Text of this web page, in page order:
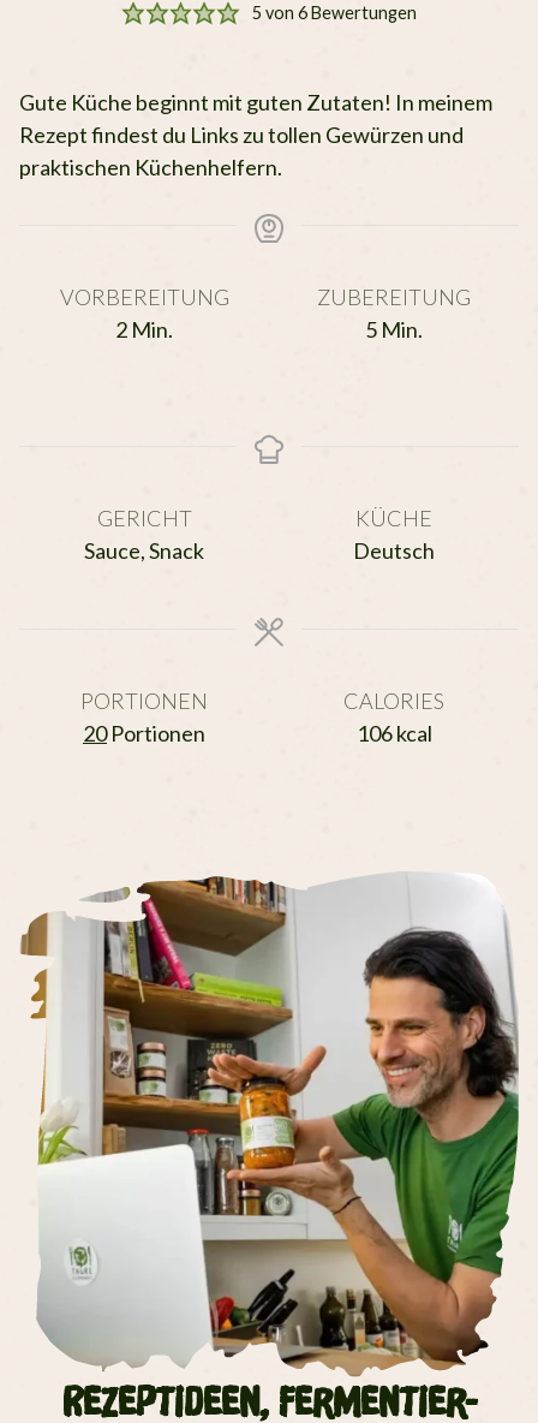
5 von 6Bewertungen
Gute Küche beginnt mit guten Zutaten! In meinem
Rezept findest du Links zu tollen Gewürzen und
praktischen Küchenhelfern.
VORBEREITUNG
2Minuten
Min.
ZUBEREITUNG
5Minuten
Min.
GERICHT
Sauce, Snack
KÜCHE
Deutsch
PORTIONEN
20 Portionen
CALORIES
106 kcal
Rezeptideen, Fermentier-